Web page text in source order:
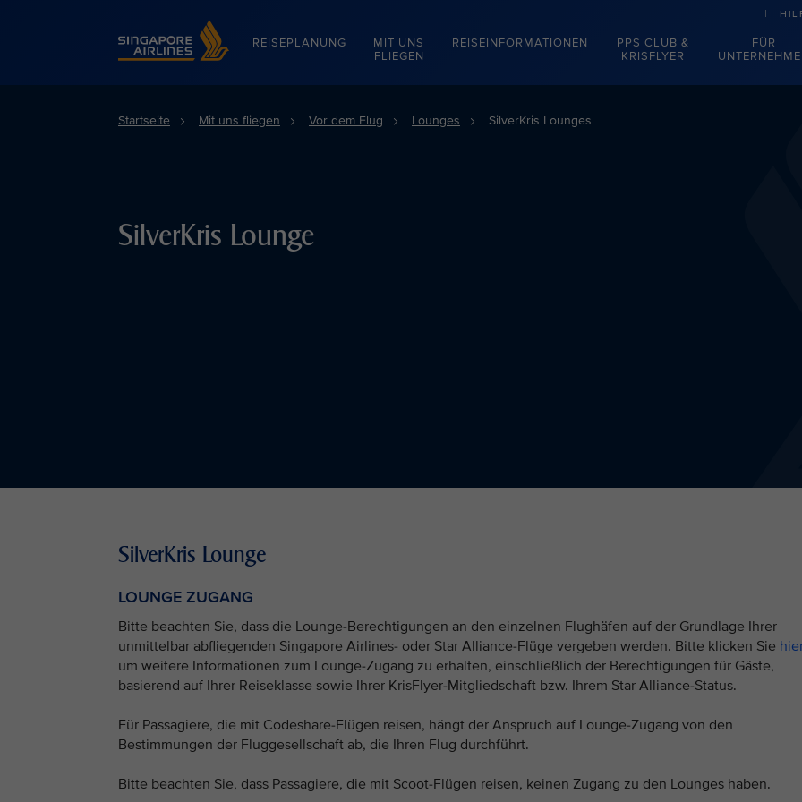
Singapore Airlines Home
REISEPLANUNG
MIT UNS
FLIEGEN
REISEINFORMATIONEN
PPS CLUB &
KRISFLYER
FÜR
Startseite Mit uns fliegen Vor dem Flug Lounges SilverKris Lounges
SilverKris Lounge
SilverKris Lounge
LOUNGE ZUGANG
Bitte beachten Sie, dass die Lounge-Berechtigungen an den einzelnen Flughäfen auf der Grundlage Ihrer
unmittelbar abfliegenden Singapore Airlines- oder Star Alliance-Flüge vergeben werden. Bitte klicken Sie hier
um weitere Informationen zum Lounge-Zugang zu erhalten, einschließlich der Berechtigungen für Gäste,
basierend auf Ihrer Reiseklasse sowie Ihrer KrisFlyer-Mitgliedschaft bzw. Ihrem Star Alliance-Status.
Für Passagiere, die mit Codeshare-Flügen reisen, hängt der Anspruch auf Lounge-Zugang von den
Bestimmungen der Fluggesellschaft ab, die Ihren Flug durchführt.
Bitte beachten Sie, dass Passagiere, die mit Scoot-Flügen reisen, keinen Zugang zu den Lounges haben.